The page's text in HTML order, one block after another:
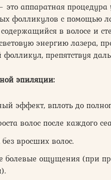
аппаратная процедура
фолликулов с помощью
в волосе и
энергию лазера,
препятствуя
эпиляции:
эффект, вплоть до
волос после каждого
без вросших волос.
ощущения (при